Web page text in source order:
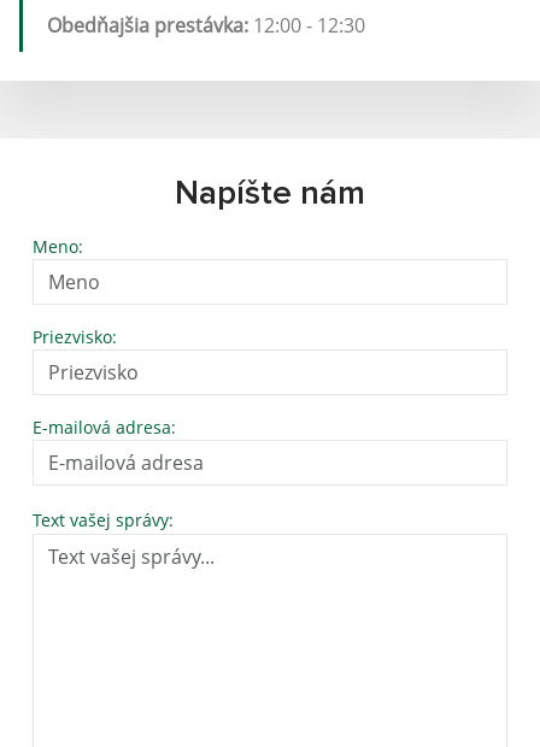
Obedňajšia prestávka: 12:00 - 12:30
Napíšte nám
Meno:
Priezvisko:
E-mailová adresa:
Text vašej správy: